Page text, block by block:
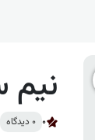
نیم
0 0 دیدگاه